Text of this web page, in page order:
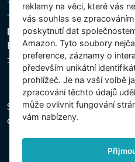
Intex Trading, s.r.o.
Hradecká 2526/3
130 00 Praha 3 - Česká
Společnost je zapsána u
oddíl C, vložka 74759, IČ
reklamy na věci, které vás
vás souhlas se zpracováním
poskytnutí dat
Amazon. Tyto soubory
preference, záznamy o
především unikátní
prohlížeč. Je na vaší volbě
zpracování těchto údajů
může ovlivnit fungování
vám nabízeny.